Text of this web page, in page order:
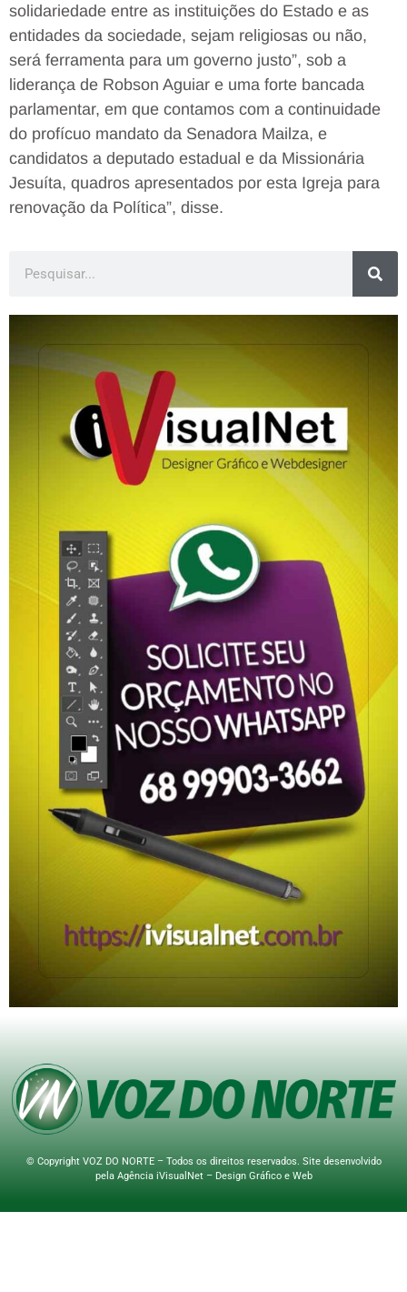
solidariedade entre as instituições do Estado e as
entidades da sociedade, sejam religiosas ou não,
será ferramenta para um governo justo”, sob a
liderança de Robson Aguiar e uma forte bancada
parlamentar, em que contamos com a continuidade
do profícuo mandato da Senadora Mailza, e
candidatos a deputado estadual e da Missionária
Jesuíta, quadros apresentados por esta Igreja para
renovação da Política”, disse.
© Copyright VOZ DO NORTE – Todos os direitos reservados. Site desenvolvido
pela Agência iVisualNet – Design Gráfico e Web